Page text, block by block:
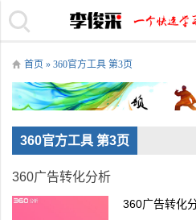
首页 » 360官方工具 第3页
360官方工具 第3页
360广告转化分析
360广告转化